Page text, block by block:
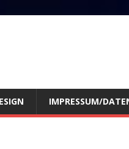
IMPRESSUM/